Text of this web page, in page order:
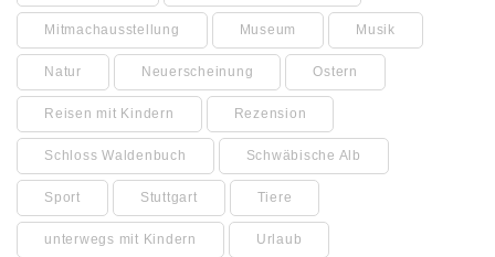
Mitmachausstellung Museum Musik
Natur Neuerscheinung Ostern
Reisen mit Kindern Rezension
Schloss Waldenbuch Schwäbische Alb
Sport Stuttgart Tiere
unterwegs mit Kindern Urlaub